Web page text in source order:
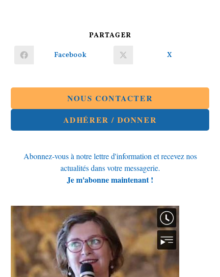
PARTAGER
Ouvrir
fenêtre
Facebook Ouvrir
fenêtre
X
NOUS CONTACTER
ADHÉRER / DONNER
Abonnez-vous à notre lettre d'information et recevez nos
actualités dans votre messagerie.
Je m'abonne maintenant !